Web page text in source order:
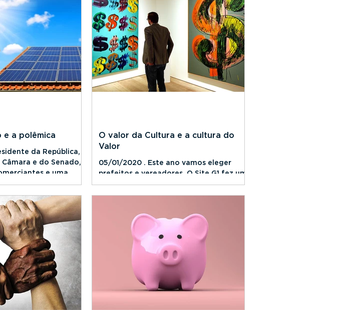
e a polêmica
da República,
e do Senado,
e uma
O valor da Cultura e a cultura do
Valor
05/01/2020 . Este ano vamos eleger
prefeitos e vereadores. O Site G1 fez um
levantamento entre os governantes das
capitais do país que...